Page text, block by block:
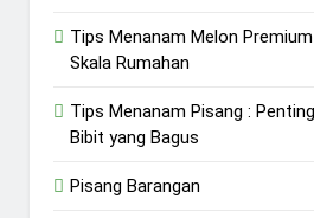
Tips Menanam Melon
Skala Rumahan
Tips Menanam Pisang :
Bibit yang Bagus
Pisang Barangan